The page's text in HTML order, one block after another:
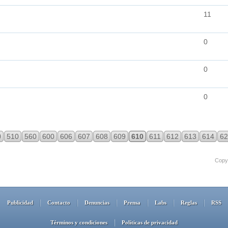
11
0
0
0
510 560 600 606 607 608 609 610 611 612 613 614
Publicidad Contacto Denuncias Prensa Labs Reglas RSS
Términos y condiciones Políticas de privacidad